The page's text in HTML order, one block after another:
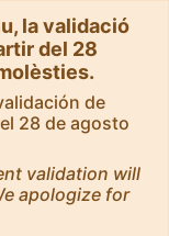
la validació
del 28
de
28 de agosto
validation will
apologize for